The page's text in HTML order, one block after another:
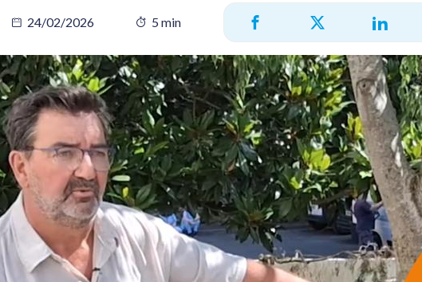
24/02/2026 5 min